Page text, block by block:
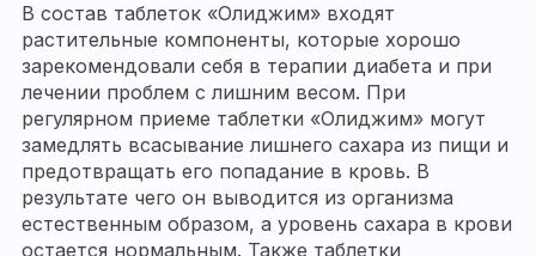
В состав таблеток «Олиджим» входят
растительные компоненты, которые хорошо
зарекомендовали себя в терапии диабета и при
лечении проблем с лишним весом. При
регулярном приеме таблетки «Олиджим» могут
замедлять всасывание лишнего сахара из пищи и
предотвращать его попадание в кровь. В
результате чего он выводится из организма
естественным образом, а уровень сахара в крови
остается нормальным. Также таблетки